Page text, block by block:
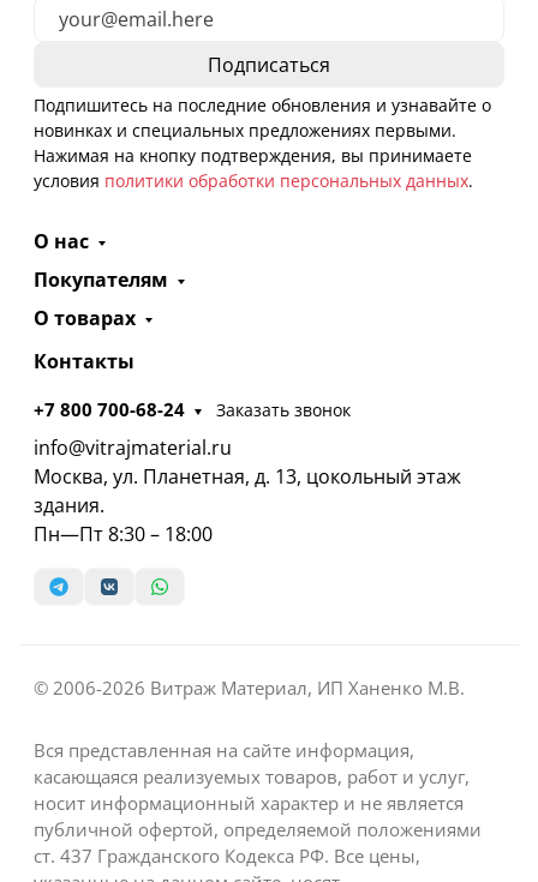
Подпишитесь на последние обновления и узнавайте о
новинках и специальных предложениях первыми.
Нажимая на кнопку подтверждения, вы принимаете
условия политики обработки персональных данных.
О нас
Покупателям
О товарах
Контакты
+7 800 700-68-24 Заказать звонок
info@vitrajmaterial.ru
Москва, ул. Планетная, д. 13, цокольный этаж
здания.
Пн—Пт 8:30 – 18:00
© 2006-2026 Витраж Материал, ИП Ханенко М.В.
Вся представленная на сайте информация,
касающаяся реализуемых товаров, работ и услуг,
носит информационный характер и не является
публичной офертой, определяемой положениями
ст. 437 Гражданского Кодекса РФ. Все цены,